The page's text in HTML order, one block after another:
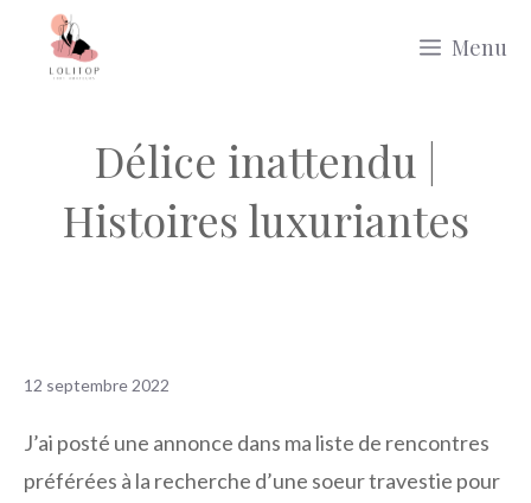
Menu
Délice inattendu |
Histoires luxuriantes
12 septembre 2022
J’ai posté une annonce dans ma liste de rencontres
préférées à la recherche d’une soeur travestie pour